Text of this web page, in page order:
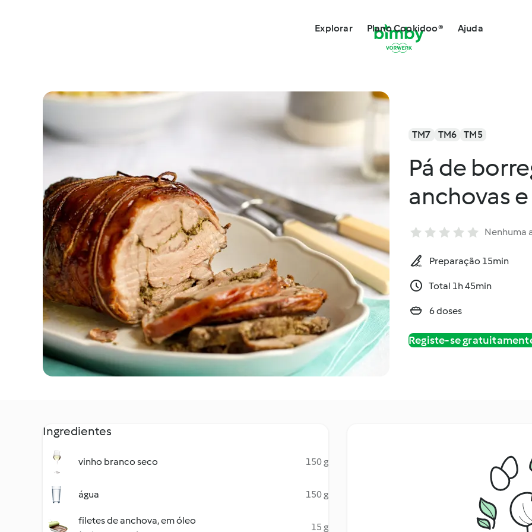
Explorar Plano Cookidoo® Ajuda
TM7 TM6 TM5
Pá de
anchovas
Nenhuma
Preparação 15min
Total 1h 45min
6 doses
Registe-se
Ingredientes
vinho branco seco 150 g
água 150 g
filetes de anchova, em óleo
15 g